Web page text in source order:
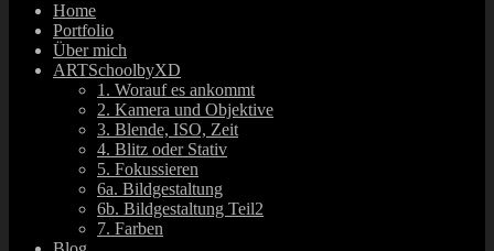
Home
Portfolio
Über mich
ARTSchoolbyXD
1. Worauf es ankommt
2. Kamera und Objektive
3. Blende, ISO, Zeit
4. Blitz oder Stativ
5. Fokussieren
6a. Bildgestaltung
6b. Bildgestaltung Teil2
7. Farben